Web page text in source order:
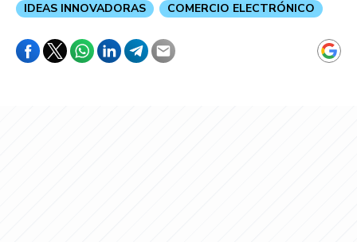
IDEAS INNOVADORAS
COMERCIO ELECTRÓNICO